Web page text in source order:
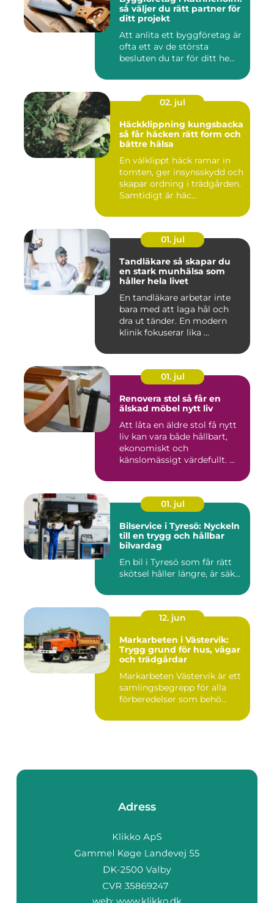
så väljer du rätt partner för
ditt projekt
Att anlita ett byggföretag är
ofta ett av de största
besluten du tar för ditt he...
02. jul
Häckklippning kungsbacka
så får häcken rätt form och
bättre hälsa
En välklippt häck ramar in
tomten, ger insynsskydd och
skapar ordning i trädgården.
Samtidigt är häc...
01. jul
Tandläkare så skapar du
en stark munhälsa som
håller hela livet
En tandläkare arbetar inte
bara med att laga hål och
dra ut tänder. En modern
klinik fokuserar lika ...
01. jul
Renovera stol så får en
älskad möbel nytt liv
Att låta en äldre stol få nytt
liv kan vara både hållbart,
ekonomiskt och
känslomässigt värdefullt. ...
01. jul
Bilservice i Tyresö: Nyckeln
till en trygg och hållbar
bilvardag
En bil i Tyresö som får rätt
skötsel håller längre, är säk...
12. jun
Markarbeten i Västervik:
Trygg grund för hus, vägar
och trädgårdar
Markarbeten Västervik är ett
samlingsbegrepp för alla
förberedelser som behö...
Adress